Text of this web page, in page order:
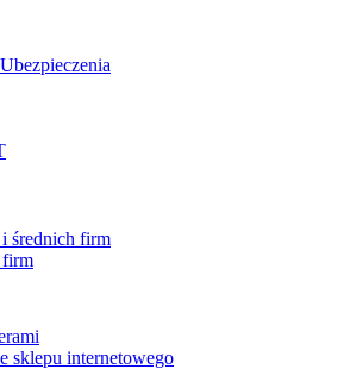
i średnich firm
firm
sklepu internetowego